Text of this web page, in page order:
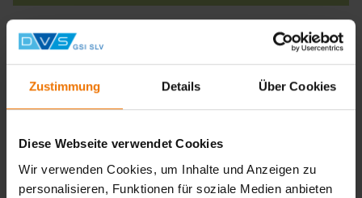
Zustimmung Details Über Cookies
Diese Webseite verwendet Cookies
Wir verwenden Cookies, um Inhalte und Anzeigen zu
personalisieren, Funktionen für soziale Medien anbieten
Rechtssicherheit für Hersteller und Anwender. Sie ist
Voraussetzung für die Verwendung der Auffangwannen im
Geltungsbereich der Bauordnung und dokumentiert die
Wichtig : Hersteller, die Auffangwannen mit allgemeiner
bauaufsichtlicher Zulassung fertigen möchten, müssen
über eine Zertifizierung nach DIN EN 1090-2,